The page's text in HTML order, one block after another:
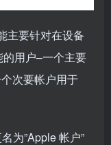
主要针对在设备
用户–一个主要
次要帐户用于
为”Apple 帐户”